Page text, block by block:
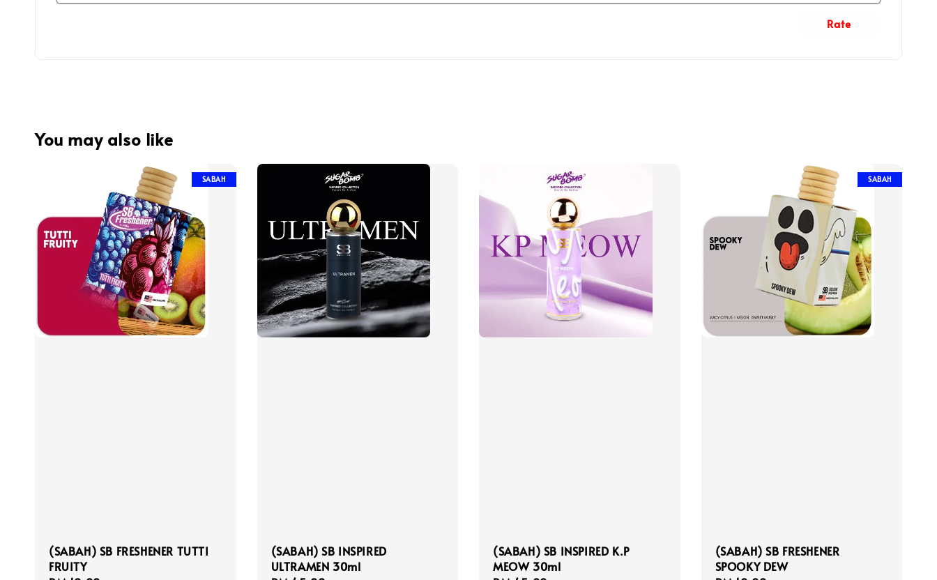
Rate
You may also like
SABAH
(SABAH) SB FRESHENER TUTTI
FRUITY
(SABAH) SB INSPIRED
ULTRAMEN 30ml
(SABAH) SB INSPIRED K.P
MEOW 30ml
SABAH
(SABAH) SB FRESHENER
SPOOKY DEW